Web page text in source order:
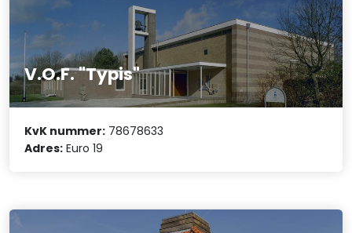
V.O.F. "Typis"
KvK nummer: 78678633
Adres: Euro 19